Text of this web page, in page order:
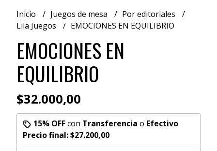
Inicio Juegos de mesa
Por editoriales
Lila Juegos
EMOCIONES EN EQUILIBRIO
EMOCIONES EN
EQUILIBRIO
$32.000,00
15% OFFcon Transferencia o Efectivo
Precio final:$27.200,00